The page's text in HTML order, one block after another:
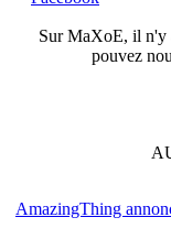
SurMaXoE, il n'y
pouvez
AmazingThing